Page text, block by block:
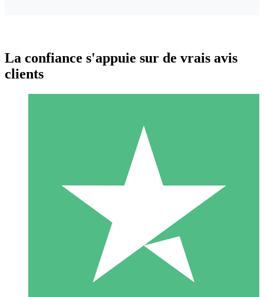
Packs de Crédits Individuels
Payez à l'utilisation avec des crédits de téléchargement. Sans
1 Téléchargement
10 00
La confiance s'appuie sur de vrais avis
clients